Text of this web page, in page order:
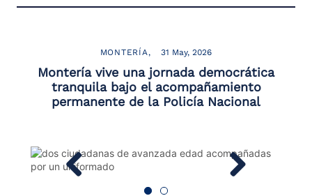
MONTERÍA 31 May, 2026
Montería vive una jornada democrática
tranquila bajo el acompañamiento
permanente de la Policía Nacional